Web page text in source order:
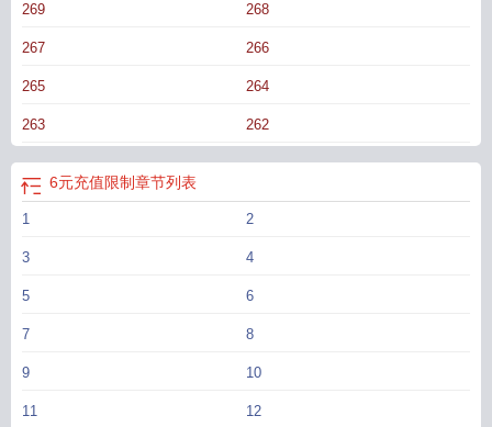
269 268
267 266
265 264
263 262
6元充值限制章节列表
1 2
3 4
5 6
7 8
9 10
11 12